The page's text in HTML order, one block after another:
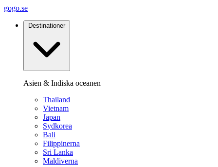
gogo.se
Destinationer
Asien & Indiska oceanen
Thailand
Vietnam
Japan
Sydkorea
Bali
Filippinerna
Sri Lanka
Maldiverna